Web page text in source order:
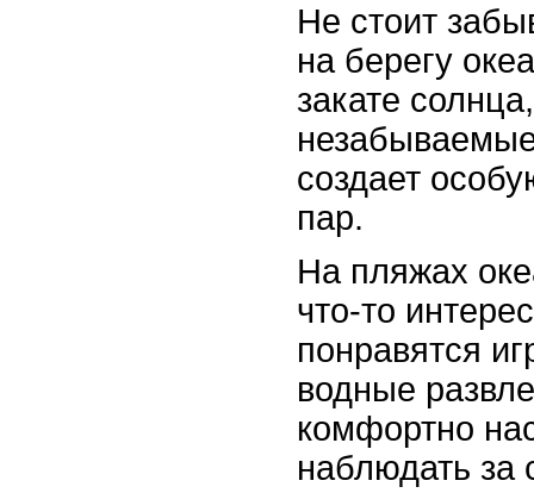
Не стоит
на берегу
закате
создает
пар.
На пляжах
что-то
понравятся
водные
комфортно
наблюдать за